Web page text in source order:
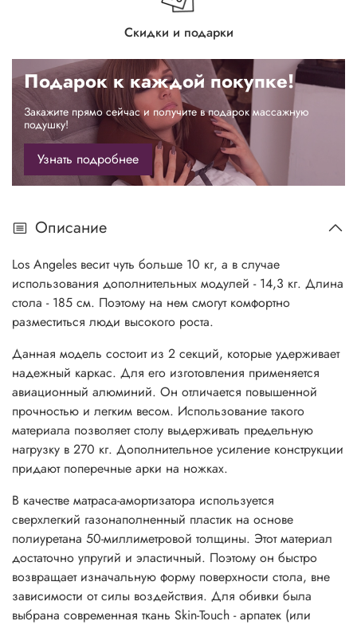
Скидки и подарки
Подарок к каждой покупке!
Закажите прямо сейчас и получите в подарок массажную
подушку!
Узнать подробнее
Описание
Los Angeles весит чуть больше 10 кг, а в случае
использования дополнительных модулей - 14,3 кг. Длина
стола - 185 см. Поэтому на нем смогут комфортно
разместиться люди высокого роста.
Данная модель состоит из 2 секций, которые удерживает
надежный каркас. Для его изготовления применяется
авиационный алюминий. Он отличается повышенной
прочностью и легким весом. Использование такого
материала позволяет столу выдерживать предельную
нагрузку в 270 кг. Дополнительное усиление конструкции
придают поперечные арки на ножках.
В качестве матраса-амортизатора используется
сверхлегкий газонаполненный пластик на основе
полиуретана 50-миллиметровой толщины. Этот материал
достаточно упругий и эластичный. Поэтому он быстро
возвращает изначальную форму поверхности стола, вне
зависимости от силы воздействия. Для обивки была
выбрана современная ткань Skin-Touch - арпатек (или